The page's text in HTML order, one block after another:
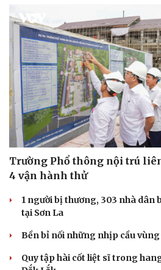
Trường Phổ thông nội trú
4 vận hành thử
1 người bị thương, 303 nhà dân
tại Sơn La
Bền bỉ nối những nhịp cầu vùng
Quy tập hài cốt liệt sĩ trong